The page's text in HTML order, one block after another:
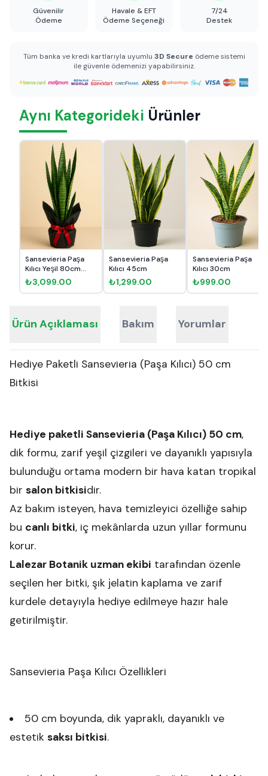
Güvenilir
Ödeme
Havale & EFT
Ödeme Seçeneği
7/24
Destek
Tüm banka ve kredi kartlarıyla uyumlu 3D Secure ödeme sistemi
ile güvenle ödemenizi yapabilirsiniz.
Aynı Kategorideki Ürünler
Sansevieria Paşa
Kılıcı Yeşil 80cm
Hed...
₺3,099.00
Sansevieria Paşa
Kılıcı 45cm
₺1,299.00
Sansevieria Paşa
Kılıcı 30cm
₺999.00
Ürün Açıklaması Bakım Yorumlar
Hediye Paketli Sansevieria (Paşa Kılıcı) 50 cm
Bitkisi
Hediye paketli Sansevieria (Paşa Kılıcı) 50 cm,
dik formu, zarif yeşil çizgileri ve dayanıklı yapısıyla
bulunduğu ortama modern bir hava katan tropikal
bir salon bitkisidir.
Az bakım isteyen, hava temizleyici özelliğe sahip
bu canlı bitki, iç mekânlarda uzun yıllar formunu
korur.
Lalezar Botanik uzman ekibi tarafından özenle
seçilen her bitki, şık jelatin kaplama ve zarif
kurdele detayıyla hediye edilmeye hazır hale
getirilmiştir.
Sansevieria Paşa Kılıcı Özellikleri
50 cm boyunda, dik yapraklı, dayanıklı ve
estetik saksı bitkisi.